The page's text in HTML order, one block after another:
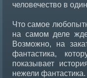
человечество в
Что самое
на самом деле
Возможно, на
фантастика,
показывает
нежели фантастика.